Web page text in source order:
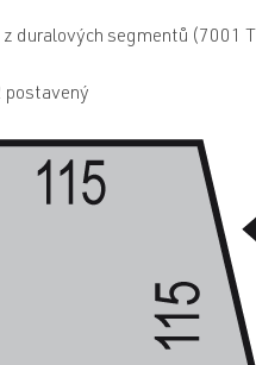
duralových segmentů (7001